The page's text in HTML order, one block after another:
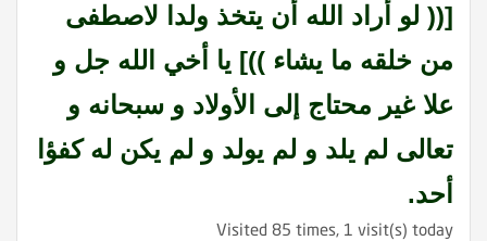
[(( لو أراد الله أن يتخذ ولدا لاصطفى
من خلقه ما يشاء ))] يا أخي الله جل و
علا غير محتاج إلى الأولاد و سبحانه و
تعالى لم يلد و لم يولد و لم يكن له كفؤا
أحد.
Visited 85 times, 1 visit(s) today